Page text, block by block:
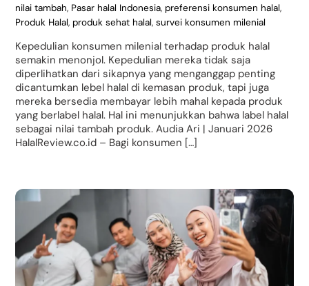
nilai tambah, Pasar halal Indonesia, preferensi konsumen halal,
Produk Halal, produk sehat halal,survei konsumen milenial
Kepedulian konsumen milenial terhadap produk halal
semakin menonjol. Kepedulian mereka tidak saja
diperlihatkan dari sikapnya yang menganggap penting
dicantumkan lebel halal di kemasan produk, tapi juga
mereka bersedia membayar lebih mahal kepada produk
yang berlabel halal. Hal ini menunjukkan bahwa label halal
sebagai nilai tambah produk. Audia Ari | Januari 2026
HalalReview.co.id – Bagi konsumen […]